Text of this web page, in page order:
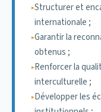
Des doubles
Des mobilités
Des projets
Des coopérations
Des cotutelles
Les accords
renforcer les
Structurer et
internationale ;
Garantir la
obtenus ;
Renforcer la
interculturelle ;
Développer les